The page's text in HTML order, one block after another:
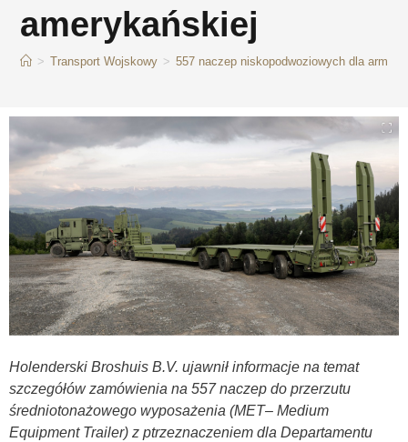
amerykańskiej
> Transport Wojskowy > 557 naczep niskopodwoziowych dla armii
Holenderski Broshuis B.V. ujawnił informacje na temat
szczegółów zamówienia na 557 naczep do przerzutu
średniotonażowego wyposażenia (MET– Medium
Equipment Trailer) z ptrzeznaczeniem dla Departamentu